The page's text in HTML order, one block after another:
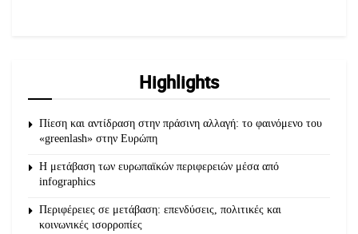
Highlights
Πίεση και αντίδραση στην πράσινη αλλαγή: το φαινόμενο του
«greenlash» στην Ευρώπη
Η μετάβαση των ευρωπαϊκών περιφερειών μέσα από
infographics
Περιφέρειες σε μετάβαση: επενδύσεις, πολιτικές και
κοινωνικές ισορροπίες